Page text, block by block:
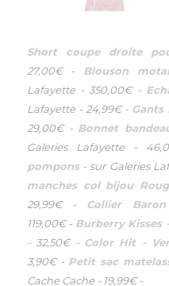
Short coupe droite
27,00€- Blouson
Lafayette -350,00€-
Lafayette - 24,99€- Gants
29,00€- Bonnet
Galeries Lafayette -
pompons - sur Galeries
manches col bijou
29,99€- Collier Baron
119,00€- Burberry Kisses
-32,50€- Color Hit -
3,90€- Petit sac
Cache Cache - 19,99€-